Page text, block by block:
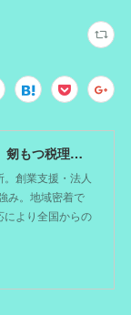
大阪吹田市の税理士事務所 剱もつ税理士（北摂オフィス）―かつてdoctorを目指した税理士が企業のホームドクターとしてあなたの事業をサポート。税理士が直接担当する『かかりつけ税理士』
創業支援・法人
み。地域密着で
により全国からの